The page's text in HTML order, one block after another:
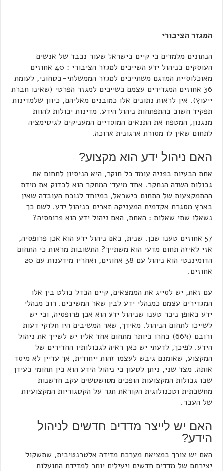
המגזר הציבורי
הנתונים מלמדים כי קיים בישראל שעור נכבד של אנשים
העוסקים בניהול ידע השייכים למגזר הציבורי : 40 אחוזים
מאוכלוסיית המדגם משתייכים למגזר הממשלתי-בטחוני, לעומת
36 אחוזים המגדירים עצמם כשייכים למגזר הפרטי (שאינו חברת
ייעוץ). אין לראות נתונים אלו כמובנים מאליהם, כיוון שלמדינות
תפקיד חשוב בהתפתחות ניהול הידע. מדינות יכולות להוות
מנגנון, המטפח את התנאים המוסדיים המעניקים לגיטימציה
לתחום שאין לו מסורת ארגונית ארוכה.
האם ניהול ידע הוא מקצוע?
אחת הבעיות בפניה עומד כל חוקר, היא הניסיון לתחום את
גבולות השדה הנחקר. אחד מיעדי המחקר הוא לבדוק את מידת
ההתמקצעות של התחום בישראל, במיוחד לנוכח העובדה שאין
בארץ מסגרת אקדמית המעניקה תארים בניהול ידע. לשם כך
נשאלו שתי שאלות : האחת, האם ניהול ידע הוא פרופסיה?
57 אחוזים טענו שכן. שנית, באם ניהול ידע הוא אכן פרופסיה,
אזי לאיזה תחום מדעי הוא משתייך? התשובות מראות כי התחום
הדומיננטי הוא ניהול עם 38 אחוזים, ואחריו מידענות עם 20
אחוזים.
עם זאת, יש לסייג את הממצאים, קיים הבדל בולט בין אלו
המגדירים עצמם כמנהלי ידע לבין שאר המשיבים. רוב מנהלי
ידע באופן ניכר טענו שניהול ידע הוא אכן פרופסיה, וכי יש
לשייכו לתחום הניהול. מאידך, שאר המשיבים היו חלוקי דעות
ורובם (66%) בחרו ביותר מתחום אחד אליו יש לשייך את ניהול
הידע. לפיכך, לדעתי יש כאן ראיה לגבולותיו החדירים של
המקצוע, שאומנם גיבש לעצמו זהות ייחודית, אך עדיין לא מיסד
אותה. מצד שני, ניתן לטעון כי ניהול הידע הוא בין תחומי בעידן
שבו גבולות המקצועות הופכים מטושטשים עקב חדשנות
מחשבתית וטכנולוגית הקוראת תגר על הקטגוריות המקצועיות
של העבר.
האם יש לייצר מדדים חדשים לניהול
הידע?
האם יש צורך במציאת מערכת מדידה אלטרנטיבית, שתשקול
יצירתם של מדדים חדשים ויעילים יותר למדידת התועלות